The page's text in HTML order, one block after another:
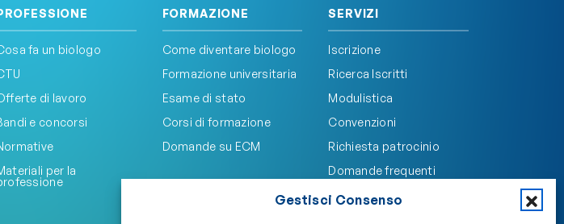
Gestisci Consenso
fa un biologo
di lavoro
e concorsi
per la
FORMAZIONE
Come diventare biologo
Formazione universitaria
Esame di stato
Corsi di formazione
Domande su ECM
SERVIZI
Iscrizione
Ricerca Iscritti
Modulistica
Convenzioni
Richiesta patrocinio
Domande frequenti